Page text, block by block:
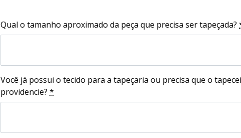
Qual o tamanho aproximado da peça que precisa ser tapeçada?
Você já possui o tecido para a tapeçaria ou precisa que o
providencie? *